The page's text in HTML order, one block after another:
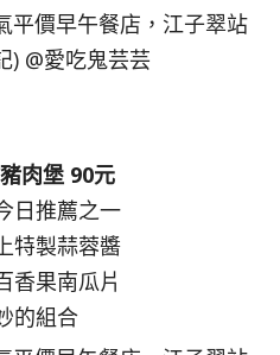
肉堡 90元
日推薦之一
特製蒜蓉醬
香果南瓜片
的組合